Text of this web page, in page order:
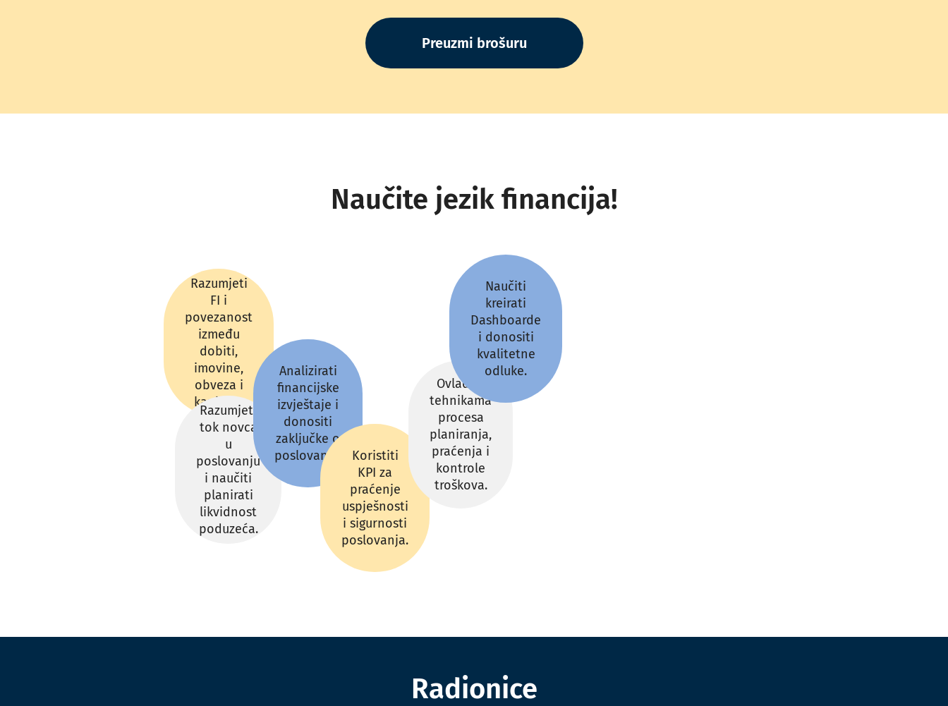
Preuzmi brošuru
Naučite jezik financija!
Razumjeti
FI i
povezanost
između
dobiti,
imovine,
obveza i
kapitala.
Razumjeti
tok novca
u
poslovanju
i naučiti
planirati
likvidnost
poduzeća.
Analizirati
financijske
izvještaje i
donositi
zaključke o
poslovanju.
Koristiti
KPI za
praćenje
uspješnosti
i sigurnosti
poslovanja.
Ovladati
tehnikama
procesa
planiranja,
praćenja i
kontrole
troškova.
Naučiti
kreirati
Dashboarde
i donositi
kvalitetne
odluke.
Radionice